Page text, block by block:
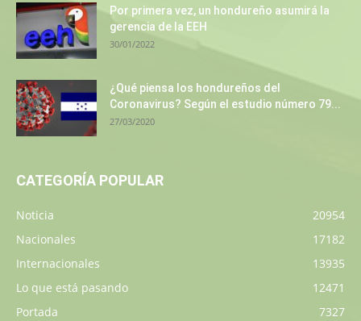
Por primera vez, un hondureño asumirá la
gerencia de la EEH
30/01/2022
¿Qué piensa los hondureños del
Coronavirus? Según el estudio número 79...
27/03/2020
CATEGORÍA POPULAR
Noticia
20954
Nacionales
17182
Internacionales
13935
Lo que está pasando
12471
Portada
7327